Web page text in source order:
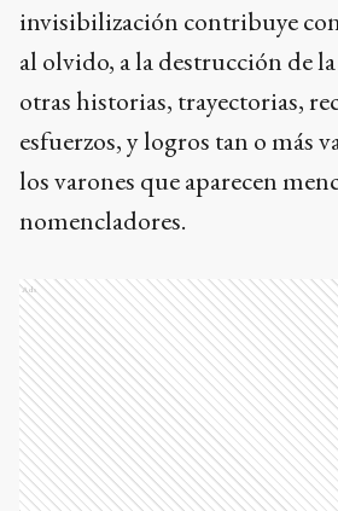
invisibilización contribuye
al olvido, a la destrucción de
otras historias, trayectorias,
esfuerzos, y logros tan o más
los varones que aparecen
nomencladores.
Ads